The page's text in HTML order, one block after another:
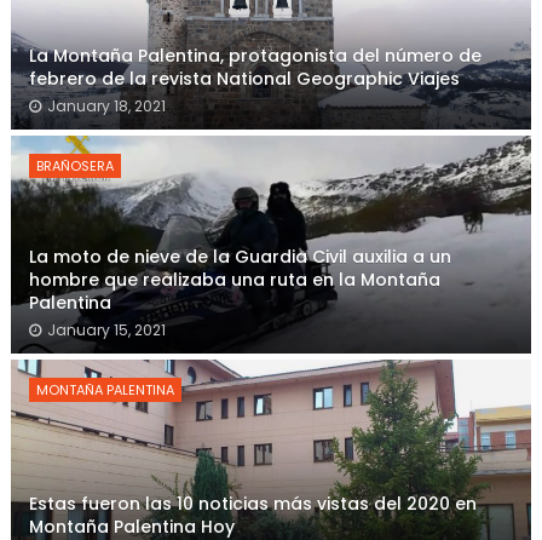
La Montaña Palentina, protagonista del número de
febrero de la revista National Geographic Viajes
January 18, 2021
BRAÑOSERA
La moto de nieve de la Guardia Civil auxilia a un
hombre que realizaba una ruta en la Montaña
Palentina
January 15, 2021
MONTAÑA PALENTINA
Estas fueron las 10 noticias más vistas del 2020 en
Montaña Palentina Hoy